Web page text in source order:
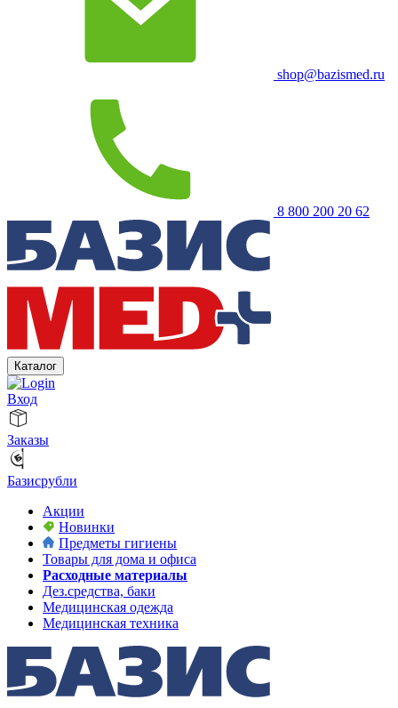
shop@bazismed.ru
8 800 200 20 62
Каталог
Вход
Заказы
Базисрубли
Акции
Новинки
Предметы гигиены
Товары для дома и офиса
Расходные материалы
Дез.средства, баки
Медицинская одежда
Медицинская техника